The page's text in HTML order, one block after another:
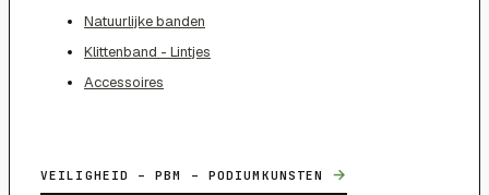
Natuurlijke banden
Klittenband - Lintjes
Accessoires
VEILIGHEID – PBM – PODIUMKUNSTEN →